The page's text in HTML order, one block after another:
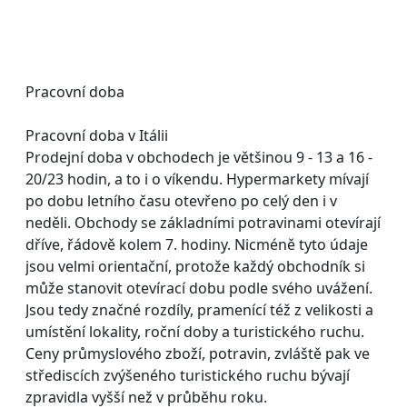
Pracovní doba
Pracovní doba v Itálii
Prodejní doba v obchodech je většinou 9 - 13 a 16 -
20/23 hodin, a to i o víkendu. Hypermarkety mívají
po dobu letního času otevřeno po celý den i v
neděli. Obchody se základními potravinami otevírají
dříve, řádově kolem 7. hodiny. Nicméně tyto údaje
jsou velmi orientační, protože každý obchodník si
může stanovit otevírací dobu podle svého uvážení.
Jsou tedy značné rozdíly, pramenící též z velikosti a
umístění lokality, roční doby a turistického ruchu.
Ceny průmyslového zboží, potravin, zvláště pak ve
střediscích zvýšeného turistického ruchu bývají
zpravidla vyšší než v průběhu roku.